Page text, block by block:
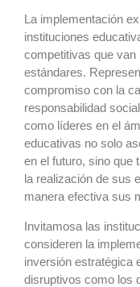
La implementación
instituciones
competitivas que
estándares.
compromiso con la
responsabilidad
como líderes en el
educativas no solo
en el futuro, sino que
la realización de sus
manera efectiva sus
Invitamosa las
consideren la
inversión estratégica
disruptivos como los